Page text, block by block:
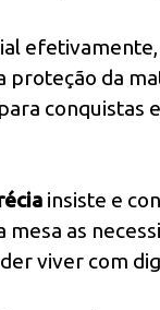
proteção da
conquistas
insiste e
as
viver com